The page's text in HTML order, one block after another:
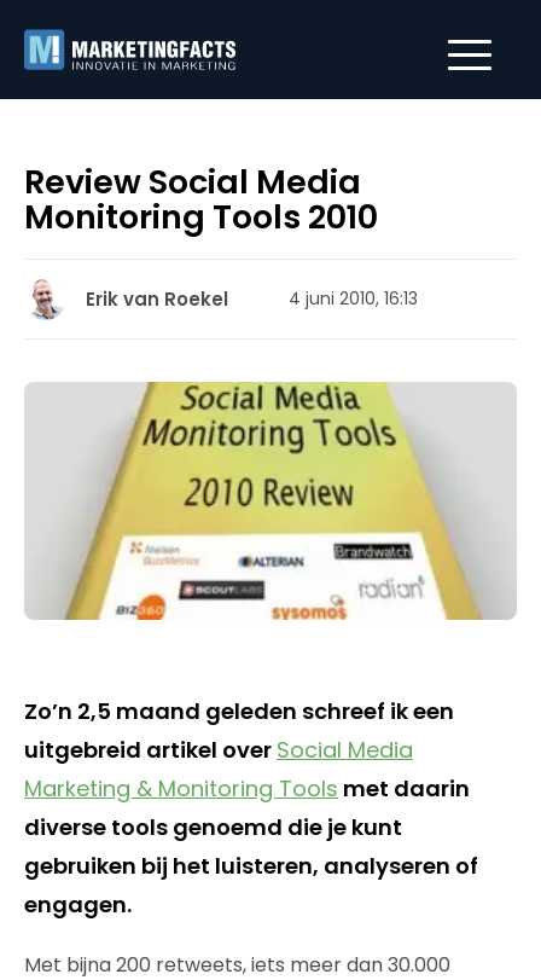
Review Social Media
Monitoring Tools 2010
Erik van Roekel 4 juni 2010, 16:13
Zo’n 2,5 maand geleden schreef ik een
uitgebreid artikel over Social Media
Marketing & Monitoring Tools met daarin
diverse tools genoemd die je kunt
gebruiken bij het luisteren, analyseren of
engagen.
Met bijna 200 retweets, iets meer dan 30.000